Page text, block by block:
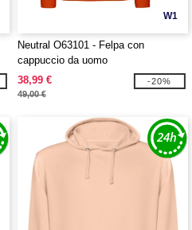
W1
Neutral O63101 - Felpa con
cappuccio da uomo
38,99 €
49,00 €
-20%